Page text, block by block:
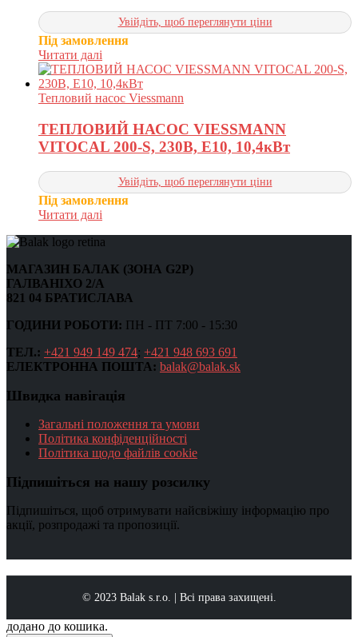
Увійдіть, щоб переглянути ціни
Під замовлення
Читати далі
Тепловий насос Viessmann
ТЕПЛОВИЙ НАСОС VIESSMANN
VITOCAL 200-S, 230В, E10, 10,4кВт
Увійдіть, щоб переглянути ціни
Під замовлення
Читати далі
МАГАЗИН БАЛАК (ЗОНА G2P)
ГАЛВАНІХО 2/А
821 04 БРАТИСЛАВА
ГОДИНИ РОБОТИ: ПН - ПТ 7:00 - 15:30
ТЕЛ.: +421 949 149 474; +421 948 693 691
ЕЛЕКТРОННА ПОШТА: balak@balak.sk
Швидка навігація
Загальні положення та умови
Політика конфіденційності
Політика щодо файлів cookie
Підпишіться на нашу розсилку
Підпишіться, щоб отримувати найсвіжішу інформацію про
акції, розпродажі та пропозиції.
© 2023 Balak s.r.o. | Всі права захищені.
додано до кошика.